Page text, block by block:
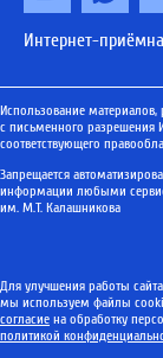
Интернет-
Использование материалов,
с письменного
соответствующего
Запрещается
информации любыми
им. М.Т. Калашникова
Для улучшения работы
мы используем файлы
согласие на обработку
политикой